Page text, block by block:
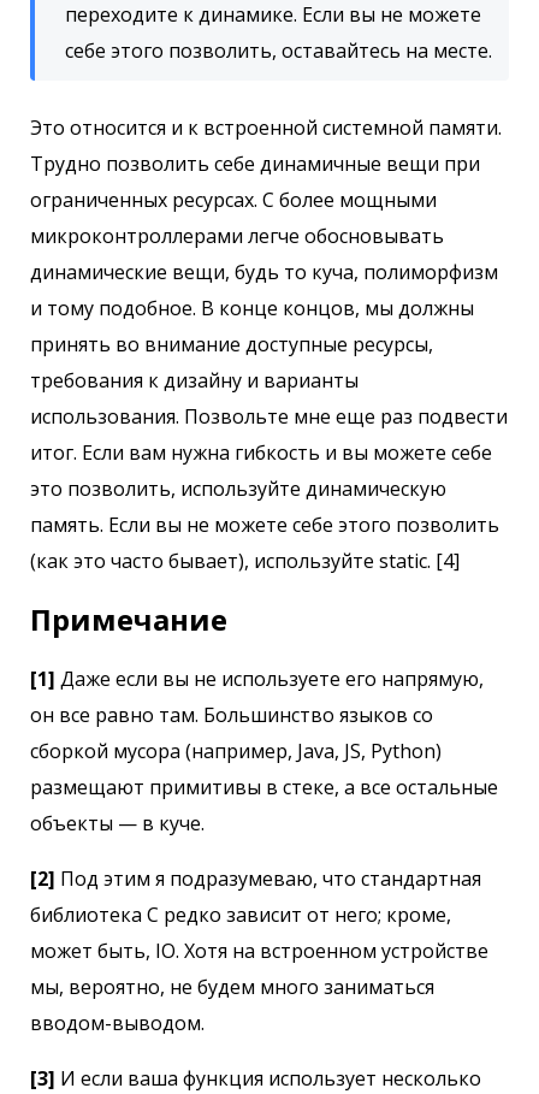
переходите к динамике. Если вы не можете
себе этого позволить, оставайтесь на месте.
Это относится и к встроенной системной памяти.
Трудно позволить себе динамичные вещи при
ограниченных ресурсах. С более мощными
микроконтроллерами легче обосновывать
динамические вещи, будь то куча, полиморфизм
и тому подобное. В конце концов, мы должны
принять во внимание доступные ресурсы,
требования к дизайну и варианты
использования. Позвольте мне еще раз подвести
итог. Если вам нужна гибкость и вы можете себе
это позволить, используйте динамическую
память. Если вы не можете себе этого позволить
(как это часто бывает), используйте static. [4]
Примечание
[1] Даже если вы не используете его напрямую,
он все равно там. Большинство языков со
сборкой мусора (например, Java, JS, Python)
размещают примитивы в стеке, а все остальные
объекты — в куче.
[2] Под этим я подразумеваю, что стандартная
библиотека C редко зависит от него; кроме,
может быть, IO. Хотя на встроенном устройстве
мы, вероятно, не будем много заниматься
вводом-выводом.
[3] И если ваша функция использует несколько